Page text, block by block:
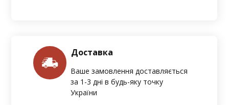
Доставка
Ваше замовлення доставляється
за 1-3 дні в будь-яку точку
України